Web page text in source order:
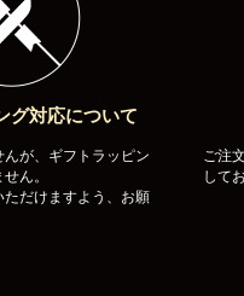
グ対応について
が、ギフトラッピン
ん。
だけますよう、お願
ご注
して